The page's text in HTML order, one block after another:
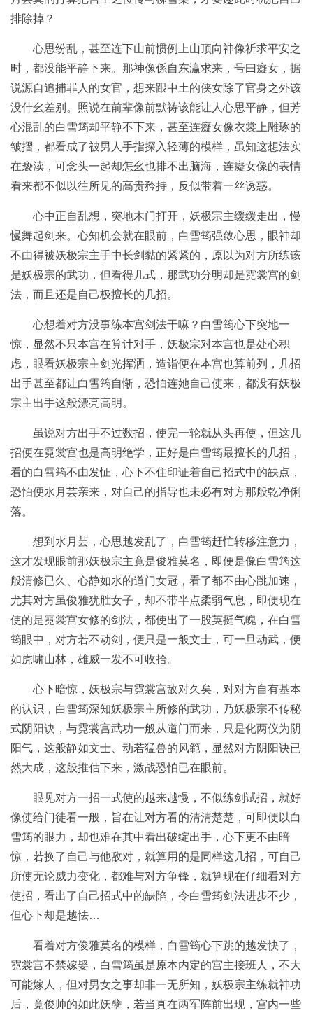
排除掉？
心思纷乱，甚至连下山前惯例上山顶向神像祈求平安之
时，都没能平静下来。那神像係自东瀛求来，号曰癡女，据
说源自追捕罪人的女官，想来跟中土的侠女除了官身之外该
没什幺差别。照说在前辈像前默祷该能让人心思平静，但芳
心混乱的白雪筠却平静不下来，甚至连癡女像衣裳上雕琢的
皱摺，都看成了被男人手指探入轻薄的模样，虽知这想法实
在亵渎，可念头一起却怎幺也排不出脑海，连癡女像的表情
看来都不似以往所见的高贵矜持，反似带着一丝诱惑。
心中正自乱想，突地木门打开，妖极宗主缓缓走出，慢
慢舞起剑来。心知机会就在眼前，白雪筠强敛心思，眼神却
不由得被妖极宗主手中长剑黏的紧紧的，原以为对方所练该
是妖极宗的武功，但看得几式，那武功分明却是霓裳宫的剑
法，而且还是自己极擅长的几招。
心想着对方没事练本宫剑法干嘛？白雪筠心下突地一
惊，显然不只本宫在算计对手，妖极宗对本宫也是处心积
虑，眼看妖极宗主剑光挥洒，造诣便在本宫也算前列，几招
出手甚至都让白雪筠自惭，恐怕连她自己使来，都没有妖极
宗主出手这般漂亮高明。
虽说对方出手不过数招，使完一轮就从头再使，但这几
招便在霓裳宫也是高明绝学，正好是白雪筠最擅长的几招，
看的白雪筠不由发怔，心下不住印证着自己招式中的缺点，
恐怕便水月芸亲来，对自己的指导也未必有对方那般乾净俐
落。
想到水月芸，心思越发乱了，白雪筠赶忙转移注意力，
这才发现眼前那妖极宗主竟是俊雅莫名，即便是像白雪筠这
般清修已久、心静如水的道门女冠，看了都不由心跳加速，
尤其对方虽俊雅犹胜女子，却不带半点柔弱气息，即便现在
使的是霓裳宫女修的剑法，都使出了一股英挺气魄，在白雪
筠眼中，对方若不动剑，便只是一般文士，可一旦动武，便
如虎啸山林，雄威一发不可收拾。
心下暗惊，妖极宗与霓裳宫敌对久矣，对对方自有基本
的认识，白雪筠深知妖极宗主所修的武功，乃妖极宗不传秘
式阴阳诀，与霓裳宫武功一般从道门而来，只是化两仪为阴
阳气，这般静如文士、动若猛兽的风範，显然对方阴阳诀已
然大成，这般推估下来，激战恐怕已在眼前。
眼见对方一招一式使的越来越慢，不似练剑试招，就好
像使给门徒看一般，旨在让对方看的清清楚楚，可即便以白
雪筠的眼力，却也难在其中看出破绽出手，心下更不由暗
惊，若换了自己与他敌对，就算用的是同样这几招，可自己
所使无论威力变化，都难与对方争锋，就算现在仔细看对方
使招，看出了自己招式中的缺陷，令白雪筠剑法进步不少，
但心下却是越怯…
看着对方俊雅莫名的模样，白雪筠心下跳的越发快了，
霓裳宫不禁嫁娶，白雪筠虽是原本内定的宫主接班人，不大
可能嫁人，但对男女之事却非一无所知，妖极宗主练就神功
后，竟俊帅的如此妖孽，若当真在两军阵前出现，宫内一些